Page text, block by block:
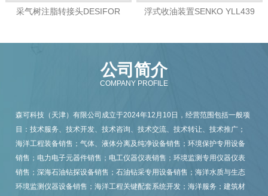
采气树注脂转接头DESIFOR
浮式收油装置SENKO YLL439
公司简介
COMPANY PROFILE
森可科技（天津）有限公司成立于2024年12月10日，经营范围包括一般项
目：技术服务、技术开发、技术咨询、技术交流、技术转让、技术推广；
海洋工程装备销售；气体、液体分离及纯净设备销售；环境保护专用设备
销售；电力电子元器件销售；电工仪器仪表销售；环境监测专用仪器仪表
销售；深海石油钻探设备销售；石油钻采专用设备销售；海洋水质与生态
环境监测仪器设备销售；海洋工程关键配套系统开发；海洋服务；建筑材